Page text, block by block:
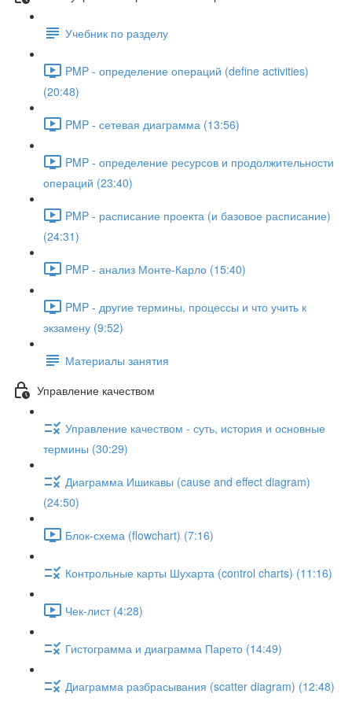
Учебник по разделу
PMP - определение операций (define activities)
(20:48)
PMP - сетевая диаграмма (13:56)
PMP - определение ресурсов и продолжительности
операций (23:40)
PMP - расписание проекта (и базовое расписание)
(24:31)
PMP - анализ Монте-Карло (15:40)
PMP - другие термины, процессы и что учить к
экзамену (9:52)
Материалы занятия
Управление качеством
Управление качеством - суть, история и основные
термины (30:29)
Диаграмма Ишикавы (cause and effect diagram)
(24:50)
Блок-схема (flowchart) (7:16)
Контрольные карты Шухарта (control charts) (11:16)
Чек-лист (4:28)
Гистограмма и диаграмма Парето (14:49)
Диаграмма разбрасывания (scatter diagram) (12:48)